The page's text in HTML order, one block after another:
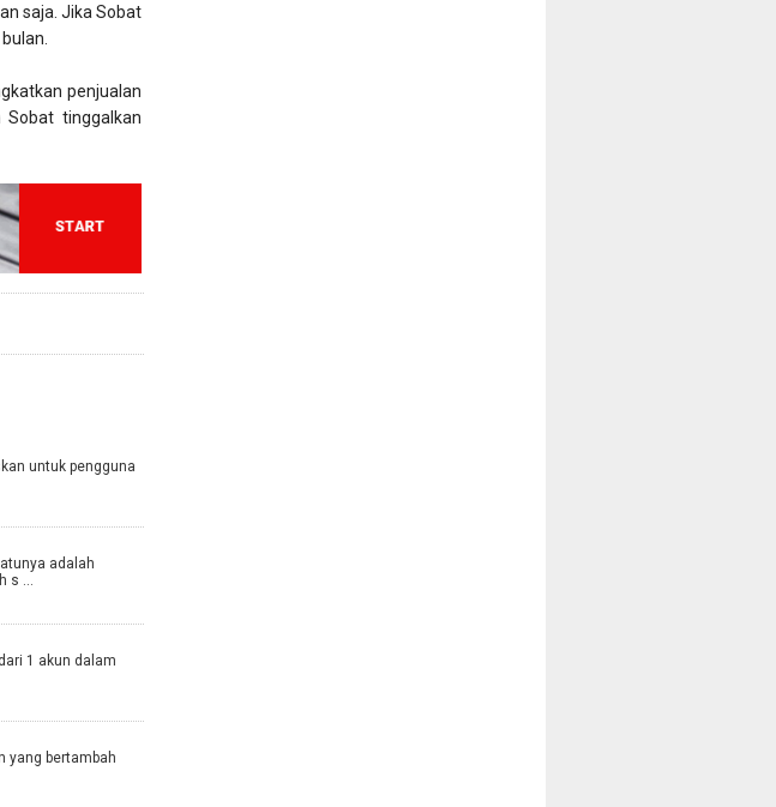
saja. Jika Sobat
penjualan
Sobat tinggalkan
untuk pengguna
adalah
s ...
1 akun dalam
yang bertambah